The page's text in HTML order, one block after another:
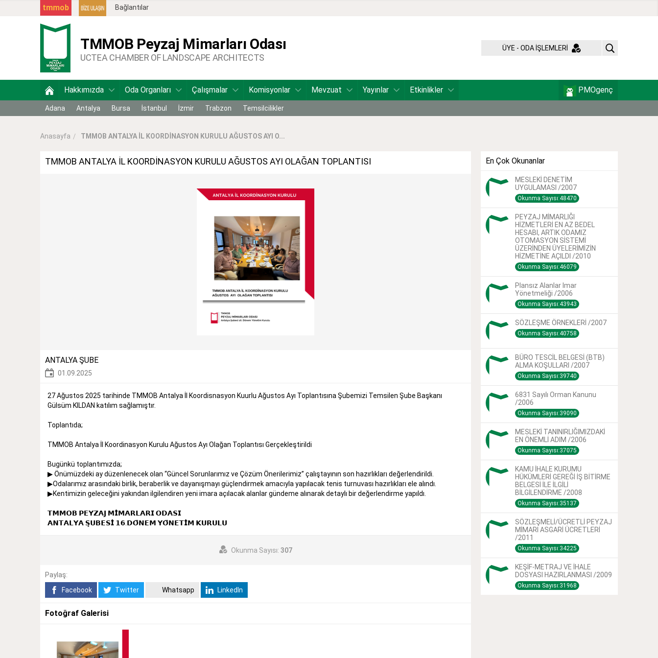
Bağlantılar
tmmob
TMMOB Peyzaj Mimarları Odası
UCTEA CHAMBER OF LANDSCAPE ARCHITECTS
ÜYE - ODA İŞLEMLERİ
Hakkımızda Oda Organları Çalışmalar Komisyonlar Mevzuat Yayınlar Etkinlikler PMOgenç
Adana Antalya Bursa İstanbul İzmir Trabzon Temsilcilikler
Anasayfa TMMOB ANTALYA İL KOORDİNASYON KURULU AĞUSTOS AYI O...
TMMOB ANTALYA İL KOORDİNASYON KURULU AĞUSTOS AYI OLAĞAN TOPLANTISI
ANTALYA ŞUBE
01.09.2025
27 Ağustos 2025 tarihinde TMMOB Antalya İl Koordisnasyon Kuurlu Ağustos Ayı Toplantısına Şubemizi Temsilen Şube Başkanı
Gülsüm KILDAN katılım sağlamıştır.
Toplantıda;
TMMOB Antalya İl Koordinasyon Kurulu Ağustos Ayı Olağan Toplantısı Gerçekleştirildi
Bugünkü toplantımızda;
▶ Önümüzdeki ay düzenlenecek olan “Güncel Sorunlarımız ve Çözüm Önerilerimiz” çalıştayının son hazırlıkları değerlendirildi.
▶Odalarımız arasındaki birlik, beraberlik ve dayanışmayı güçlendirmek amacıyla yapılacak tenis turnuvası hazırlıkları ele alındı.
▶Kentimizin geleceğini yakından ilgilendiren yeni imara açılacak alanlar gündeme alınarak detaylı bir değerlendirme yapıldı.
𝗧𝗠𝗠𝗢𝗕 𝗣𝗘𝗬𝗭𝗔𝗝 𝗠𝗜̇𝗠𝗔𝗥𝗟𝗔𝗥𝗜 𝗢𝗗𝗔𝗦𝗜
𝗔𝗡𝗧𝗔𝗟𝗬𝗔 𝗦̧𝗨𝗕𝗘𝗦𝗜̇ 𝟭𝟲.𝗗𝗢̈𝗡𝗘𝗠 𝗬𝗢̈𝗡𝗘𝗧𝗜̇𝗠 𝗞𝗨𝗥𝗨𝗟𝗨
Okunma Sayısı: 307
Paylaş:
Facebook
Twitter Whatsapp LinkedIn
Fotoğraf Galerisi
En Çok Okunanlar
MESLEKİ DENETİM
UYGULAMASI /2007
Okunma Sayısı:48470
PEYZAJ MİMARLIĞI
HİZMETLERİ EN AZ BEDEL
HESABI, ARTIK ODAMIZ
OTOMASYON SİSTEMİ
ÜZERİNDEN ÜYELERİMİZİN
HİZMETİNE AÇILDI /2010
Okunma Sayısı:46079
Plansız Alanlar Imar
Yönetmeliği /2006
Okunma Sayısı:43943
SÖZLEŞME ÖRNEKLERİ /2007
Okunma Sayısı:40758
BÜRO TESCİL BELGESİ (BTB)
ALMA KOŞULLARI /2007
Okunma Sayısı:39740
6831 Sayılı Orman Kanunu
/2006
Okunma Sayısı:39090
MESLEKİ TANINIRLIĞIMIZDAKİ
EN ÖNEMLİ ADIM /2006
Okunma Sayısı:37075
KAMU İHALE KURUMU
HÜKÜMLERİ GEREĞİ İŞ BİTİRME
BELGESİ İLE İLGİLİ
BİLGİLENDİRME /2008
Okunma Sayısı:35137
SÖZLEŞMELİ/ÜCRETLİ PEYZAJ
MİMARI ASGARİ ÜCRETLERİ
/2011
Okunma Sayısı:34225
KEŞİF-METRAJ VE İHALE
DOSYASI HAZIRLANMASI /2009
Okunma Sayısı:31968